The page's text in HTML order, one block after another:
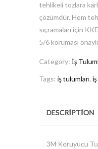
tehlikeli tozlara
çözümdür. Hem
sıçramaları için
5/6 koruması
Category: İş
Tags: iş tulumları,
DESCRIPTION
3M Koruyucu